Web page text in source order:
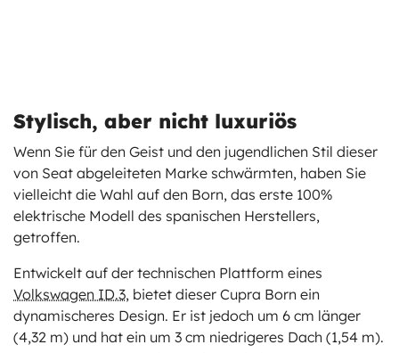
Stylisch, aber nicht luxuriös
Wenn Sie für den Geist und den jugendlichen Stil dieser
von Seat abgeleiteten Marke schwärmten, haben Sie
vielleicht die Wahl auf den Born, das erste 100%
elektrische Modell des spanischen Herstellers,
getroffen.
Entwickelt auf der technischen Plattform eines
Volkswagen ID.3, bietet dieser Cupra Born ein
dynamischeres Design. Er ist jedoch um 6 cm länger
(4,32 m) und hat ein um 3 cm niedrigeres Dach (1,54 m).